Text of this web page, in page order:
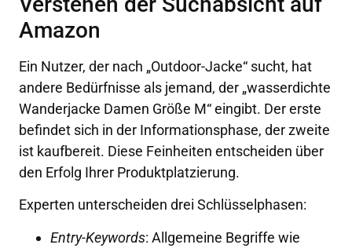
Amazon
Ein Nutzer, der nach „Outdoor-Jacke“ sucht, hat
andere Bedürfnisse als jemand, der „wasserdichte
Wanderjacke Damen Größe M“ eingibt. Der erste
befindet sich in der Informationsphase, der zweite
ist kaufbereit. Diese Feinheiten entscheiden über
den Erfolg Ihrer Produktplatzierung.
Experten unterscheiden drei Schlüsselphasen:
Entry-Keywords: Allgemeine Begriffe wie